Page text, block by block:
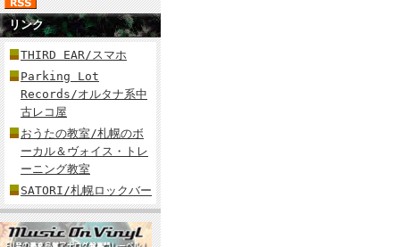
リンク
THIRD EAR/スマホ
Parking Lot
Records/オルタナ系中
古レコ屋
おうたの教室/札幌のボ
ーカル＆ヴォイス・トレ
ーニング教室
SATORI/札幌ロックバー